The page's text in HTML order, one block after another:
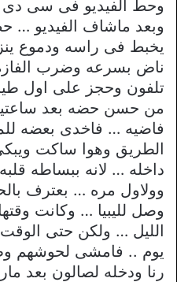
وحط الفيديو فى سى
وبعد ماشاف الفيديو …
يخبط فى راسه ودموع
ناض بسرعه وضرب الفازه
تلفون وحجز على اول
من حسن حضه بعد
فاضيه … فاخدى بعضه
الطريق وهوا ساكت
داخله … لانه ببساطه
وولاول مره … بعترف
الليل … ولكن حتى
يوم .. فامشى لحوشهم
رنا ودخله لصالون بعد